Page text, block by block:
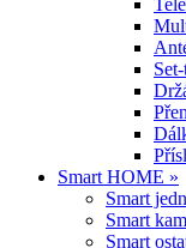
Smart HOME »
Smart
Smart
Smart